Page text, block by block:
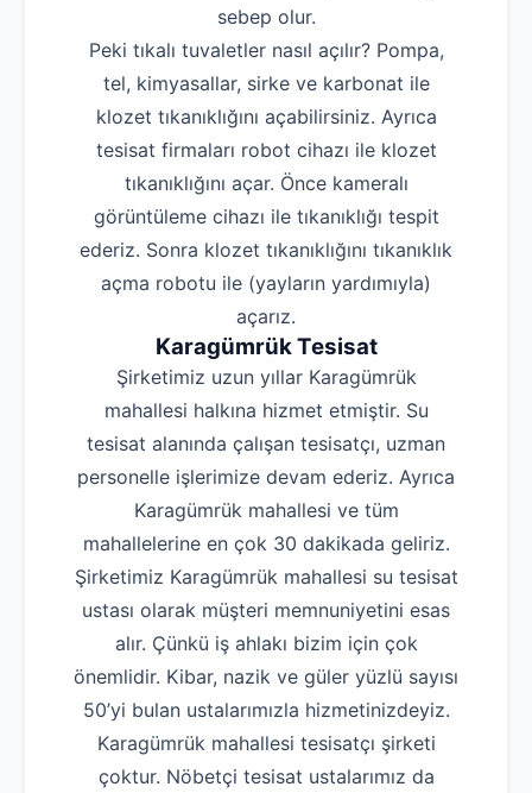
sebep olur.
Peki tıkalı tuvaletler nasıl açılır? Pompa,
tel, kimyasallar, sirke ve karbonat ile
klozet tıkanıklığını açabilirsiniz. Ayrıca
tesisat firmaları robot cihazı ile klozet
tıkanıklığını açar. Önce kameralı
görüntüleme cihazı ile tıkanıklığı tespit
ederiz. Sonra klozet tıkanıklığını tıkanıklık
açma robotu ile (yayların yardımıyla)
açarız.
Karagümrük Tesisat
Şirketimiz uzun yıllar Karagümrük
mahallesi halkına hizmet etmiştir. Su
tesisat alanında çalışan tesisatçı, uzman
personelle işlerimize devam ederiz. Ayrıca
Karagümrük mahallesi ve tüm
mahallelerine en çok 30 dakikada geliriz.
Şirketimiz Karagümrük mahallesi su tesisat
ustası olarak müşteri memnuniyetini esas
alır. Çünkü iş ahlakı bizim için çok
önemlidir. Kibar, nazik ve güler yüzlü sayısı
50’yi bulan ustalarımızla hizmetinizdeyiz.
Karagümrük mahallesi tesisatçı şirketi
çoktur. Nöbetçi tesisat ustalarımız da